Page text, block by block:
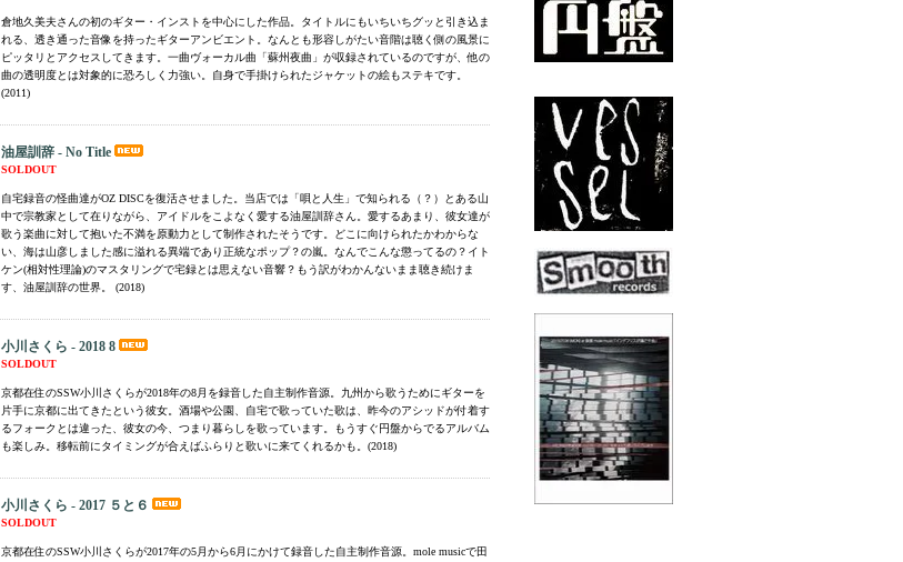
倉地久美夫さんの初のギター・インストを中心にした作品。タイトルにもいちいちグッと引き込ま
れる、透き通った音像を持ったギターアンビエント。なんとも形容しがたい音階は聴く側の風景に
ピッタリとアクセスしてきます。一曲ヴォーカル曲「蘇州夜曲」が収録されているのですが、他の
曲の透明度とは対象的に恐ろしく力強い。自身で手掛けられたジャケットの絵もステキです。
(2011)
油屋訓辞 - No Title
SOLDOUT
自宅録音の怪曲達がOZ DISCを復活させました。当店では「唄と人生」で知られる（？）とある山
中で宗教家として在りながら、アイドルをこよなく愛する油屋訓辞さん。愛するあまり、彼女達が
歌う楽曲に対して抱いた不満を原動力として制作されたそうです。どこに向けられたかわからな
い、海は山彦しました感に溢れる異端であり正統なポップ？の嵐。なんでこんな懲ってるの？イト
ケン(相対性理論)のマスタリングで宅録とは思えない音響？もう訳がわかんないまま聴き続けま
す、油屋訓辞の世界。 (2018)
小川さくら - 2018 8
SOLDOUT
京都在住のSSW小川さくらが2018年の8月を録音した自主制作音源。九州から歌うためにギターを
片手に京都に出てきたという彼女。酒場や公園、自宅で歌っていた歌は、昨今のアシッドが付着す
るフォークとは違った、彼女の今、つまり暮らしを歌っています。もうすぐ円盤からでるアルバム
も楽しみ。移転前にタイミングが合えばふらりと歌いに来てくれるかも。(2018)
小川さくら - 2017 ５と６
SOLDOUT
京都在住のSSW小川さくらが2017年の5月から6月にかけて録音した自主制作音源。mole musicで田